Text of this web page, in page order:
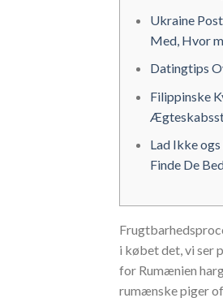
Ukraine
Med, Hvor
Datingtips
Filippinske
Lad Ikke
Finde De
i købet det, vi ser
for Rumænien
rumænske piger